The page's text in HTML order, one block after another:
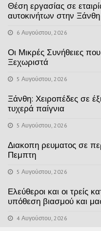
Θέση εργασίας σε
αυτοκινήτων στην Ξάνθη
6 Αυγούστου, 2026
Οι Μικρές Συνήθειες
Ξεχωριστά
5 Αυγούστου, 2026
Ξάνθη: Χειροπέδες σε
τυχερά παίγνια
5 Αυγούστου, 2026
Διακοπη ρευματος σε
Πεμπτη
5 Αυγούστου, 2026
Ελεύθεροι και οι τρείς
υπόθεση βιασμού και
4 Αυγούστου, 2026